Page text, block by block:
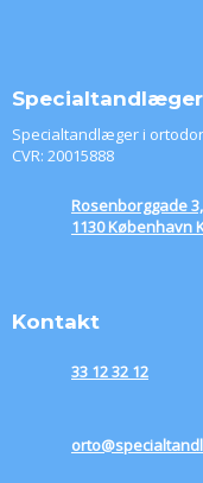
Specialtandlæger i
CVR: 20015888​
​Rosenborggade
1130 København
Kontakt​
33 12 32 12